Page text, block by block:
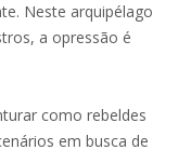
Neste arquipélago
a opressão é
como rebeldes
em busca de